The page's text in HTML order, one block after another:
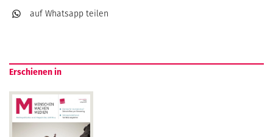
auf Whatsapp teilen
Erschienen in